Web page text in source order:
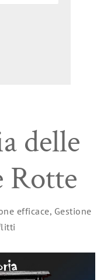
delle
Rotte
efficace, Gestione